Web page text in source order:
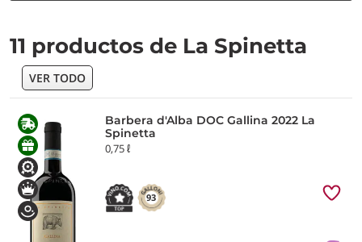
11 productos de La Spinetta
VER TODO
Barbera d'Alba DOC Gallina 2022 La
Spinetta
0,75 ℓ
93